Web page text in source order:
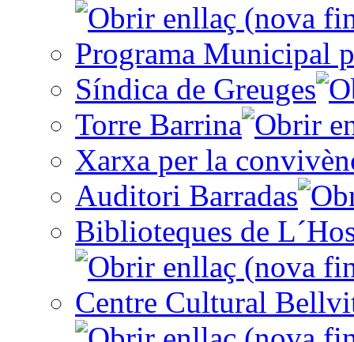
Programa Municipal
Síndica de Greuges
Torre Barrina
Xarxa per la
Auditori Barradas
Biblioteques de
Centre Cultural